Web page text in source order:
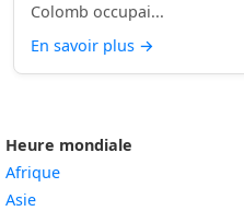
Colomb occupai...
En savoir plus →
Heure mondiale
Afrique
Asie